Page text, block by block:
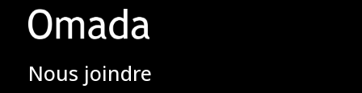
Nous joindre